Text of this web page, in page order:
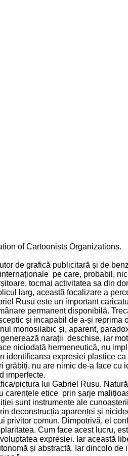
of Cartoonists Organizations.
de grafică publicitară și de
pe care, probabil,
tocmai activitatea sa din
larg, această focalizare a
Rusu este un important
permanent disponibilă.
și incapabil de a-și reprima
monosilabic și, aparent,
narații deschise, iar
niciodată hermeneutică, nu
expresiei plastice
nu are nimic de-a face cu
imperfecte.
pictura lui Gabriel Rusu.
etice prin șarje
sunt instrumente ale
deconstrucția aparenței și
comun. Dimpotrivă, el
Cum face acest lucru,
expresiei. Iar această
și abstractă. Iar dincolo